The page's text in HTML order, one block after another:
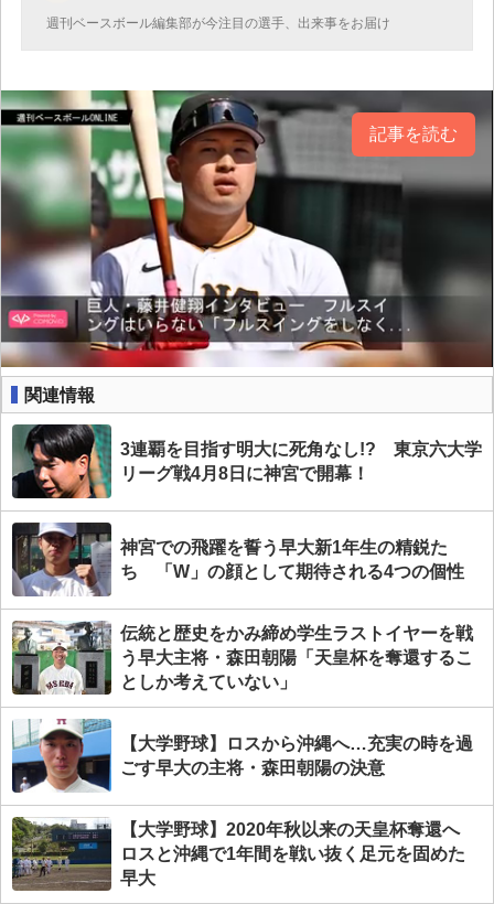
週刊ベースボール編集部が今注目の選手、出来事をお届け
記事を読む
関連情報
3連覇を目指す明大に死角なし!? 東京六大学
リーグ戦4月8日に神宮で開幕！
神宮での飛躍を誓う早大新1年生の精鋭た
ち 「W」の顔として期待される4つの個性
伝統と歴史をかみ締め学生ラストイヤーを戦
う早大主将・森田朝陽「天皇杯を奪還するこ
としか考えていない」
【大学野球】ロスから沖縄へ…充実の時を過
ごす早大の主将・森田朝陽の決意
【大学野球】2020年秋以来の天皇杯奪還へ
ロスと沖縄で1年間を戦い抜く足元を固めた
早大